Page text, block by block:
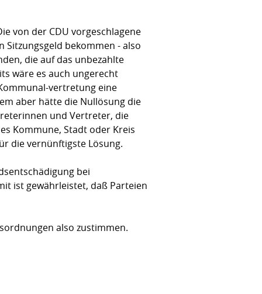
von der CDU vorgeschlagene
Sitzungsgeld bekommen - also
die auf das unbezahlte
wäre es auch ungerecht
vertretung eine
aber hätte die Nullösung die
und Vertreter, die
Kommune, Stadt oder Kreis
die vernünftigste Lösung.
bei
ist gewährleistet, daß Parteien
also zustimmen.